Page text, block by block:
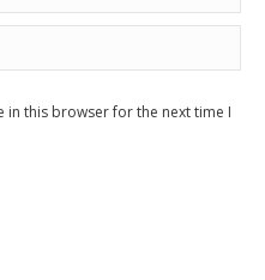
in this browser for the next time I